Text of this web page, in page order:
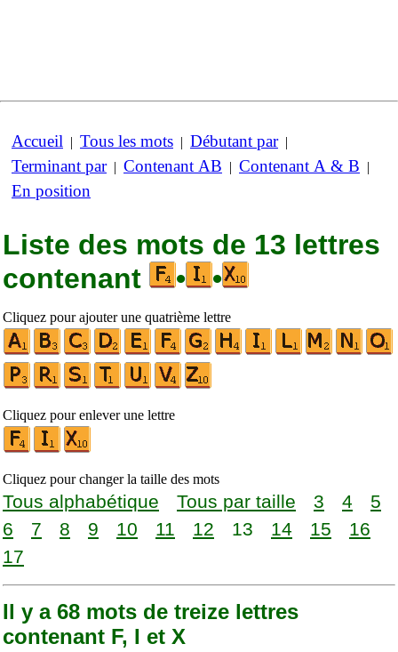
Accueil | Tous les mots | Débutant par|
Terminant par| Contenant AB | Contenant A & B |
En position
Liste des mots de 13 lettres
contenant
• •
Cliquez pour ajouter une quatrième lettre
Cliquez pour enlever une lettre
Cliquez pour changer la taille des mots
Tous alphabétique Tous par taille 3 4
5
6
7 8 9 10 11 12 13 14 15
16
17
Il y a 68 mots de treize lettres
contenant F, I et X